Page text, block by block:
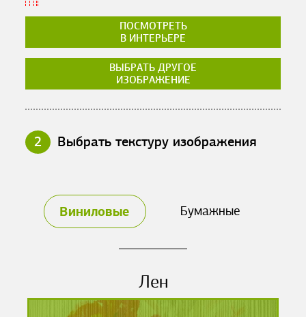
ПОСМОТРЕТЬ
В ИНТЕРЬЕРЕ
ВЫБРАТЬ ДРУГОЕ
ИЗОБРАЖЕНИЕ
2 Выбрать текстуру изображения
Виниловые Бумажные
Лен